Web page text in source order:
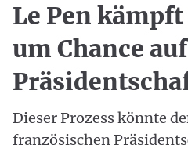
Le Pen
um Chance auf
Dieser Prozess könnte
französischen